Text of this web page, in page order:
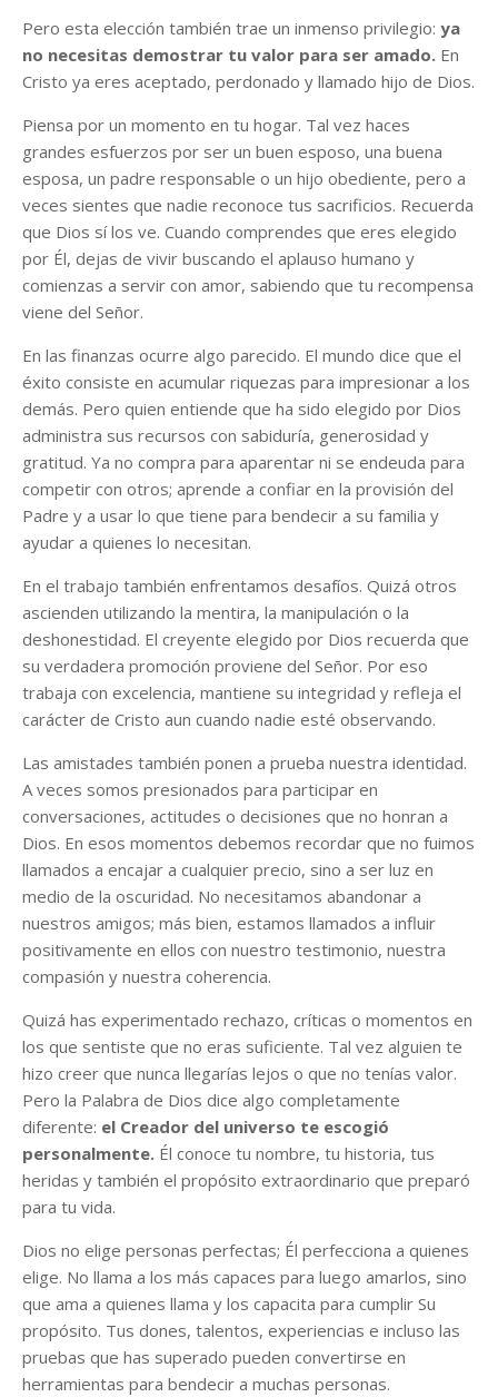
Pero esta elección también trae un inmenso privilegio: ya
no necesitas demostrar tu valor para ser amado. En
Cristo ya eres aceptado, perdonado y llamado hijo de Dios.
Piensa por un momento en tu hogar. Tal vez haces
grandes esfuerzos por ser un buen esposo, una buena
esposa, un padre responsable o un hijo obediente, pero a
veces sientes que nadie reconoce tus sacrificios. Recuerda
que Dios sí los ve. Cuando comprendes que eres elegido
por Él, dejas de vivir buscando el aplauso humano y
comienzas a servir con amor, sabiendo que tu recompensa
viene del Señor.
En las finanzas ocurre algo parecido. El mundo dice que el
éxito consiste en acumular riquezas para impresionar a los
demás. Pero quien entiende que ha sido elegido por Dios
administra sus recursos con sabiduría, generosidad y
gratitud. Ya no compra para aparentar ni se endeuda para
competir con otros; aprende a confiar en la provisión del
Padre y a usar lo que tiene para bendecir a su familia y
ayudar a quienes lo necesitan.
En el trabajo también enfrentamos desafíos. Quizá otros
ascienden utilizando la mentira, la manipulación o la
deshonestidad. El creyente elegido por Dios recuerda que
su verdadera promoción proviene del Señor. Por eso
trabaja con excelencia, mantiene su integridad y refleja el
carácter de Cristo aun cuando nadie esté observando.
Las amistades también ponen a prueba nuestra identidad.
A veces somos presionados para participar en
conversaciones, actitudes o decisiones que no honran a
Dios. En esos momentos debemos recordar que no fuimos
llamados a encajar a cualquier precio, sino a ser luz en
medio de la oscuridad. No necesitamos abandonar a
nuestros amigos; más bien, estamos llamados a influir
positivamente en ellos con nuestro testimonio, nuestra
compasión y nuestra coherencia.
Quizá has experimentado rechazo, críticas o momentos en
los que sentiste que no eras suficiente. Tal vez alguien te
hizo creer que nunca llegarías lejos o que no tenías valor.
Pero la Palabra de Dios dice algo completamente
diferente: el Creador del universo te escogió
personalmente. Él conoce tu nombre, tu historia, tus
heridas y también el propósito extraordinario que preparó
para tu vida.
Dios no elige personas perfectas; Él perfecciona a quienes
elige. No llama a los más capaces para luego amarlos, sino
que ama a quienes llama y los capacita para cumplir Su
propósito. Tus dones, talentos, experiencias e incluso las
pruebas que has superado pueden convertirse en
herramientas para bendecir a muchas personas.